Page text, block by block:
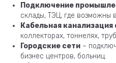
Подключение
склады, ТЭЦ, где возможны
Кабельная канализация
коллекторах, тоннелях,
Городские сети –
бизнес центров, больниц.